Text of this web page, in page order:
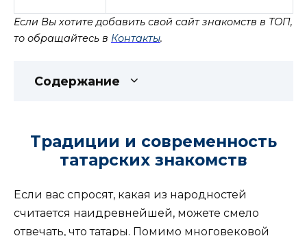
Если Вы хотите добавить свой сайт знакомств в ТОП,
то обращайтесь в Контакты.
Содержание
Традиции и современность
татарских знакомств
Если вас спросят, какая из народностей
считается наидревнейшей, можете смело
отвечать, что татары. Помимо многовековой